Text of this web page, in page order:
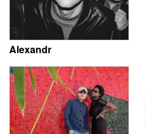
Alexandr